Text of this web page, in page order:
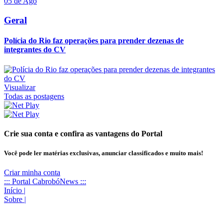
Geral
Polícia do Rio faz operações para prender dezenas de
integrantes do CV
Visualizar
Todas as postagens
Crie sua conta e confira as vantagens do Portal
Você pode ler matérias exclusivas, anunciar classificados e muito mais!
Criar minha conta
::: Portal CabrobóNews :::
Início |
Sobre |